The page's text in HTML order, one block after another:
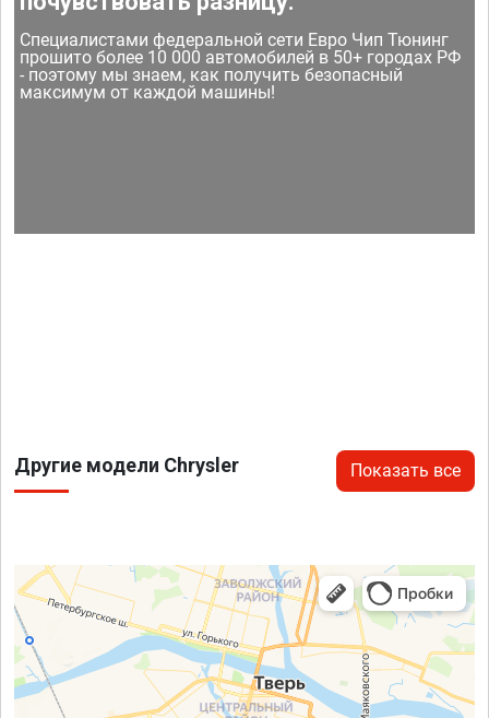
Специалистами федеральной сети Евро Чип Тюнинг
прошито более 10 000 автомобилей в 50+ городах РФ
- поэтому мы знаем, как получить безопасный
максимум от каждой машины!
Другие модели Chrysler Показать все